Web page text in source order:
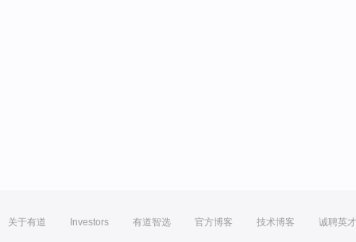
关于有道 Investors 有道智选 官方博客 技术博客 诚聘英才